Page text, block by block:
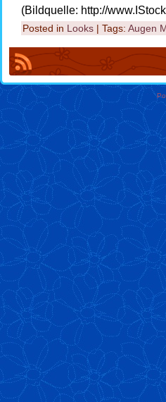
(Bildquelle: http://
Posted in Looks | Tags: Augen